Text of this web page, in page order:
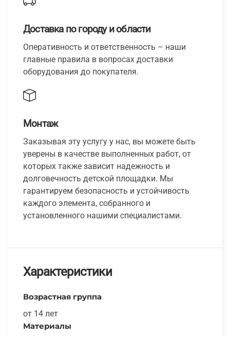
Доставка по городу и области
Оперативность и ответственность – наши
главные правила в вопросах доставки
оборудования до покупателя.
Монтаж
Заказывая эту услугу у нас, вы можете быть
уверены в качестве выполненных работ, от
которых также зависит надежность и
долговечность детской площадки. Мы
гарантируем безопасность и устойчивость
каждого элемента, собранного и
установленного нашими специалистами.
Характеристики
Возрастная группа
от 14 лет
Материалы